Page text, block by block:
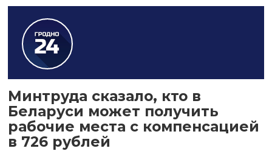
Минтруда сказало, кто в
Беларуси может получить
рабочие места с компенсацией
в 726 рублей